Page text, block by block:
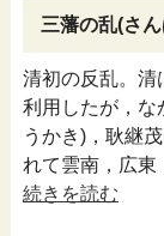
三藩の乱(さ
清初の反乱。清
利用したが，な
うかき)，耿継
れて雲南，広東
続きを読む